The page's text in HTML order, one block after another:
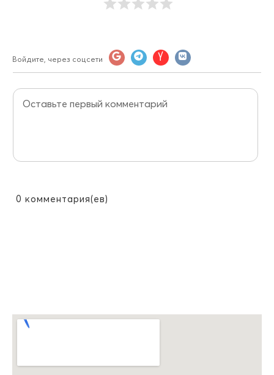
Войдите, через соцсети
0 комментария(ев)